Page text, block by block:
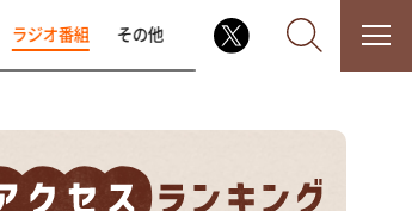
ラジオ番組 その他